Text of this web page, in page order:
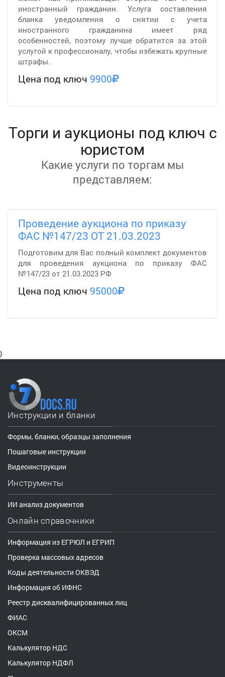
иностранный гражданин. Услуга составления
бланка уведомления о снятии с учета
иностранного гражданина имеет ряд
особенностей, поэтому лучше обратится за этой
услугой к профессионалу, чтобы избежать крупные
штрафы.
Цена под ключ 9900
Торги и аукционы под ключ с
юристом
Какие услуги по торгам мы
представляем:
Проведение аукциона по приказу
ФАС №147/23 ОТ 21.03.2023
Подготовим для Вас полный комплект документов
для проведения аукциона по приказу ФАС
№147/23 от 21.03.2023 РФ
Цена под ключ 95000
}
Инструкции и бланки
Формы, бланки, образцы заполнения
Пошаговые инструкции
Видеоинструкции
Инструменты
ИИ анализ документов
Онлайн справочники
Информация из ЕГРЮЛ и ЕГРИП
Проверка массовых адресов
Коды деятельности ОКВЭД
Информация об ИФНС
Реестр дисквалифицированных лиц
ФИАС
ОКСМ
Калькулятор НДС
Калькулятор НДФЛ